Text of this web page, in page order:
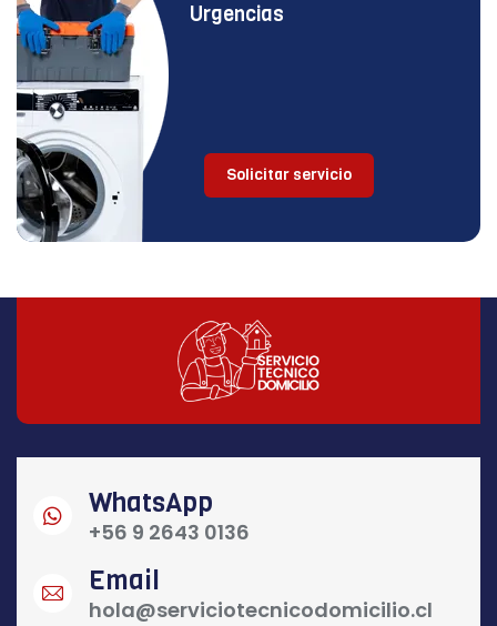
Urgencias
Solicitar servicio
WhatsApp
+56 9 2643 0136
Email
hola@serviciotecnicodomicilio.cl